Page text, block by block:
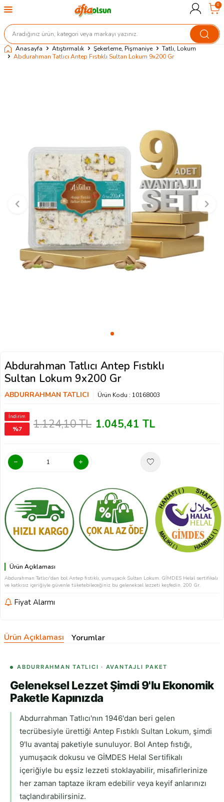
0
Anasayfa Atıştırmalık Şekerleme, Pişmaniye
Tatlı, Lokum
Abdurahman Tatlıcı Antep Fıstıklı Sultan Lokum 9x200 Gr
Abdurahman Tatlıcı Antep Fıstıklı
Sultan Lokum 9x200 Gr
ABDURRAHMAN TATLICI Ürün Kodu : 10168003
İndirim
%7 1.124,10TL 1.045,41 TL
Ürün Açıklaması
Abdurahman Tatlıcı'dan bol Antep fıstıklı, yumuşacık Sultan Lokum. GİMDES Helal sertifikalı
ve katkısız içeriğiyle güvenle tüketebileceğiniz bu geleneksel lezzeti keşfedin. 200 Gr.
Fiyat Alarmı
Ürün Açıklaması Yorumlar
ABDURRAHMAN TATLICI · AVANTAJLI PAKET
Geleneksel Lezzet Şimdi 9'lu Ekonomik
Paketle Kapınızda
Abdurrahman Tatlıcı'nın 1946'dan beri gelen
tecrübesiyle ürettiği Antep Fıstıklı Sultan Lokum, şimdi
9'lu avantaj paketiyle sunuluyor. Bol Antep fıstığı,
yumuşacık dokusu ve GİMDES Helal Sertifikalı
içeriğiyle bu eşsiz lezzeti stoklayabilir, misafirlerinize
her zaman taptaze ikram edebilir veya keyif anlarınızı
taçlandırabilirsiniz.